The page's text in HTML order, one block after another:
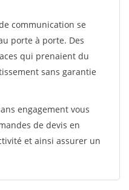
communication se
porte à porte. Des
qui prenaient du
sans garantie
engagement vous
de devis en
et ainsi assurer un